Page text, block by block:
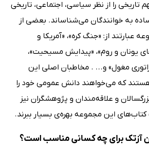
را از نظر سیاسی، اجتماعی، تاریخی
به خوانندگان می‌شناساند. بعضی از
عبارتند از: «جنگ کره»، «آمریکا و
یونان و روم»، «پیدایش مسیحیت»،
مغول» و... . مخاطبان اصلی این
هستند که می‌خواهند دانش عمومی خود را
و علاقه‌مندان و پژوهشگران نیز
کتاب‌های این مجموعه بهره‌ی بسیار ببرند.
آزتک برای چه کسانی مناسب است؟